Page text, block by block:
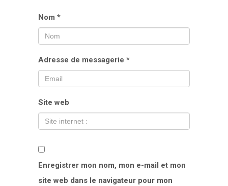
Nom *
Adresse de messagerie *
Site web
Enregistrer mon nom, mon e-mail et mon
site web dans le navigateur pour mon